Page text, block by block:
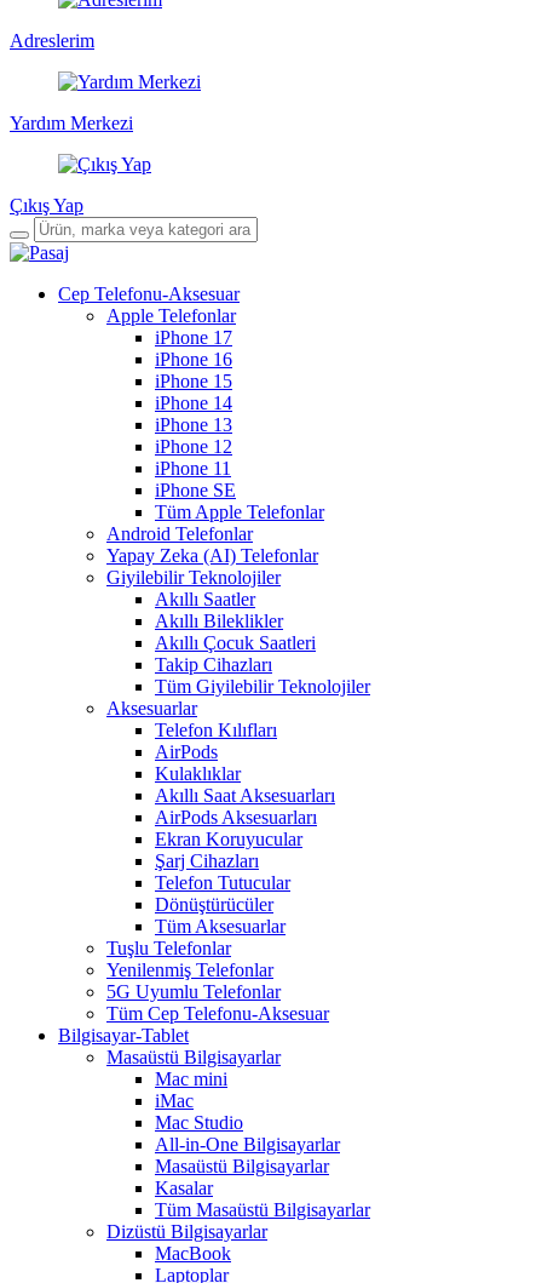
Adreslerim
Yardım Merkezi
Çıkış Yap
Cep Telefonu-Aksesuar
Apple Telefonlar
iPhone 17
iPhone 16
iPhone 15
iPhone 14
iPhone 13
iPhone 12
iPhone 11
iPhone SE
Tüm Apple Telefonlar
Android Telefonlar
Yapay Zeka (AI) Telefonlar
Giyilebilir Teknolojiler
Akıllı Saatler
Akıllı Bileklikler
Akıllı Çocuk Saatleri
Takip Cihazları
Tüm Giyilebilir Teknolojiler
Aksesuarlar
Telefon Kılıfları
AirPods
Kulaklıklar
Akıllı Saat Aksesuarları
AirPods Aksesuarları
Ekran Koruyucular
Şarj Cihazları
Telefon Tutucular
Dönüştürücüler
Tüm Aksesuarlar
Tuşlu Telefonlar
Yenilenmiş Telefonlar
5G Uyumlu Telefonlar
Tüm Cep Telefonu-Aksesuar
Bilgisayar-Tablet
Masaüstü Bilgisayarlar
Mac mini
iMac
Mac Studio
All-in-One Bilgisayarlar
Masaüstü Bilgisayarlar
Kasalar
Tüm Masaüstü Bilgisayarlar
Dizüstü Bilgisayarlar
MacBook
Laptoplar